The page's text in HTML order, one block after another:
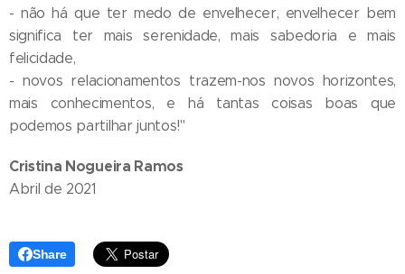
- não há que ter medo de envelhecer, envelhecer bem
significa ter mais serenidade, mais sabedoria e mais
felicidade,
- novos relacionamentos trazem-nos novos horizontes,
mais conhecimentos, e há tantas coisas boas que
podemos partilhar juntos!"
Cristina Nogueira Ramos
Abril de 2021
Share